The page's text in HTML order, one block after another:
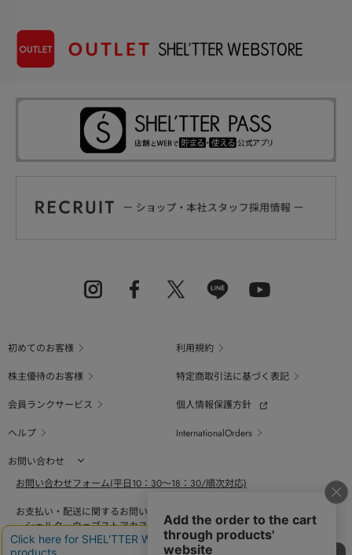
初めてのお客様
利用規約
株主優待のお客様
特定商取引法に基づく表記
会員ランクサービス
個人情報保護方針
ヘルプ
InternationalOrders
お問い合わせ
お問い合わせフォーム(平日10：30～18：30/順次対応)
お支払い・配送に関するお問い合わせ（平日10：30～18：00）
シェルターウェブストアカスタマーセンター
0800-123-6820